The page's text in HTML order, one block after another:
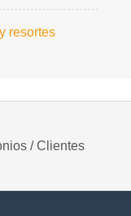
resortes
/ Clientes